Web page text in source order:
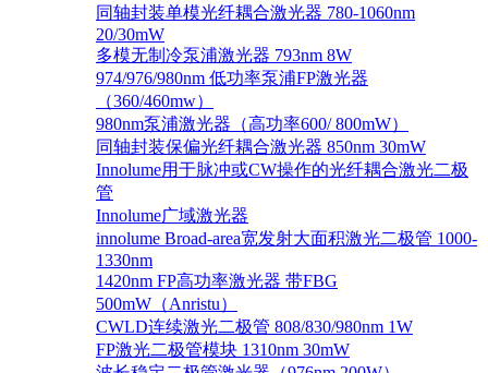
同轴封装单模光纤耦合激光器 780-1060nm
20/30mW
多模无制冷泵浦激光器 793nm 8W
974/976/980nm 低功率泵浦FP激光器
（360/460mw）
980nm泵浦激光器（高功率600/ 800mW）
同轴封装保偏光纤耦合激光器 850nm 30mW
Innolume用于脉冲或CW操作的光纤耦合激光二极
管
Innolume广域激光器
innolume Broad-area宽发射大面积激光二极管 1000-
1330nm
1420nm FP高功率激光器 带FBG
500mW（Anristu）
CWLD连续激光二极管 808/830/980nm 1W
FP激光二极管模块 1310nm 30mW